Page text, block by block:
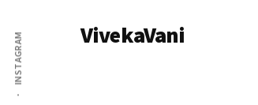
main
content
primary
sidebar
Additional
menu
INSTAGRAM VivekaVani